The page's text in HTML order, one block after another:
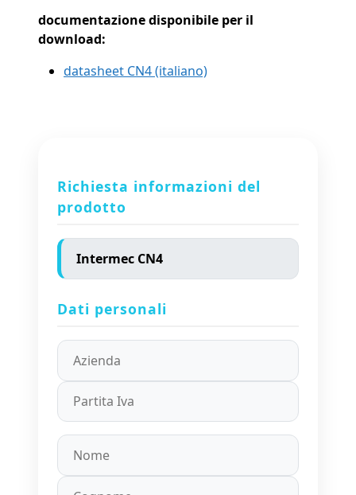
documentazione disponibile per il
download:
datasheet CN4 (italiano)
Richiesta informazioni del
prodotto
Dati personali